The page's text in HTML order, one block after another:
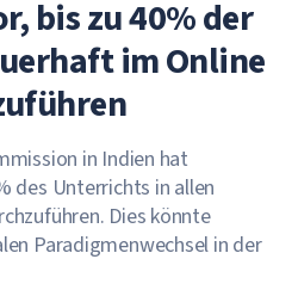
Online Format
durchzuführen
bis zu 40% der
im Online
in Indien hat
des Unterrichts in allen
Dies könnte
Paradigmenwechsel in der